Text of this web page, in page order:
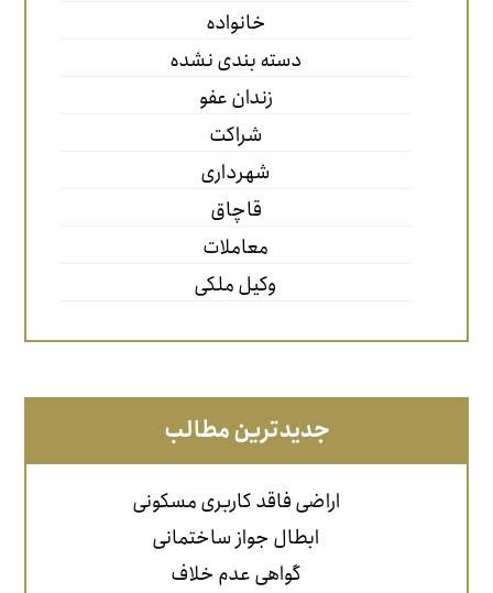
خانواده
دسته بندی نشده
زندان عفو
شراکت
شهرداری
قاچاق
معاملات
وکیل ملکی
جدیدترین مطالب
اراضی فاقد کاربری مسکونی
ابطال جواز ساختمانی
گواهی عدم خلاف